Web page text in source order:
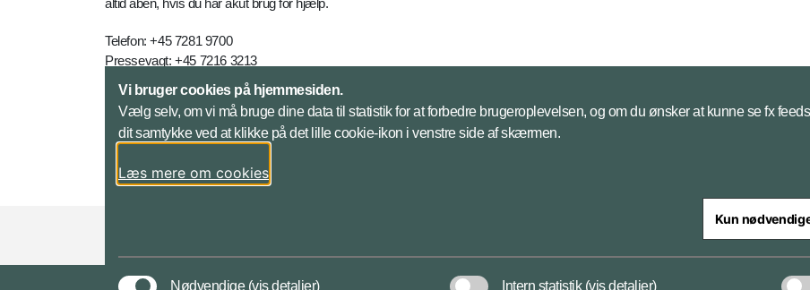
altid åben, hvis du har akut brug for hjælp.
Telefon: +45 7281 9700
Pressevagt: +45 7216 3213
vetc-myn@mil.dk
Kontakt
Vi bruger cookies på hjemmesiden.
Vælg selv, om vi må bruge dine data til statistik for at forbedre brugeroplevelsen, og om du ønsker at kunne se fx
dit samtykke ved at klikke på det lille cookie-ikon i venstre side af skærmen.
Læs mere om cookies
Kun
Nødvendige (vis detaljer) Intern statistik (vis detaljer)